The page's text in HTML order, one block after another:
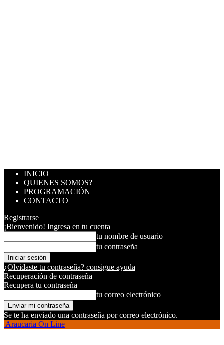
INICIO
QUIENES SOMOS?
PROGRAMACIÓN
CONTACTO
Registrarse
¡Bienvenido! Ingresa en tu cuenta
tu nombre de usuario
tu contraseña
¿Olvidaste tu contraseña? consigue ayuda
Recuperación de contraseña
Recupera tu contraseña
tu correo electrónico
Se te ha enviado una contraseña por correo electrónico.
Araucaria On Line